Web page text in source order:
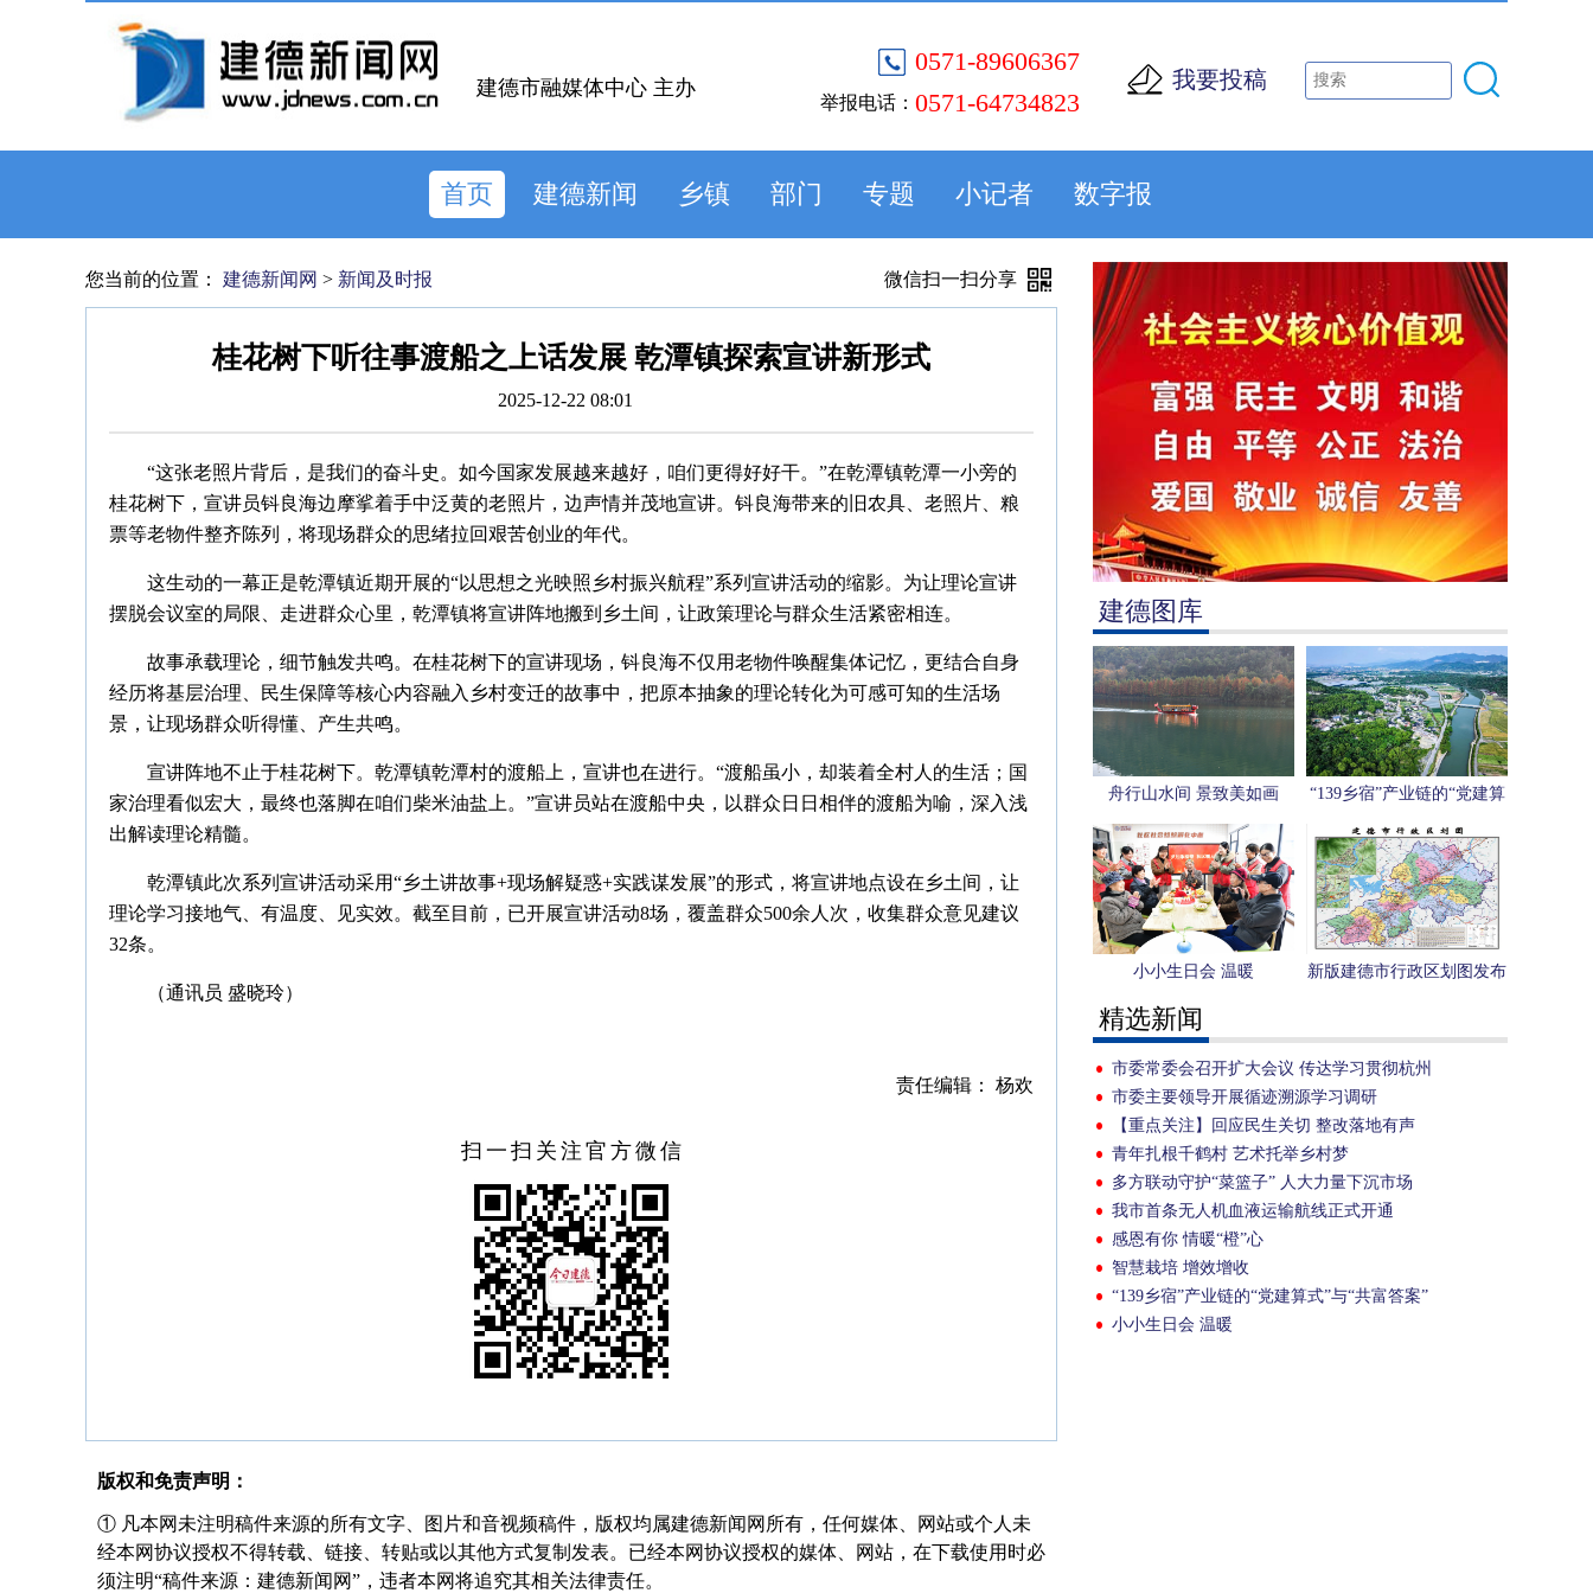
0571-89606367
举报电话： 0571-64734823
我要投稿
建德市融媒体中心 主办
首页 建德新闻 乡镇 部门 专题 小记者 数字报
建德图库
舟行山水间 景致美如画
“139乡宿”产业链的“党建算
式”与“共富答案”
小小生日会 温暖 新版建德市行政区划图发布
精选新闻
市委常委会召开扩大会议 传达学习贯彻杭州
市委十三届十次全会精神
市委主要领导开展循迹溯源学习调研
【重点关注】回应民生关切 整改落地有声
青年扎根千鹤村 艺术托举乡村梦
多方联动守护“菜篮子” 人大力量下沉市场
我市首条无人机血液运输航线正式开通
感恩有你 情暖“橙”心
智慧栽培 增效增收
“139乡宿”产业链的“党建算式”与“共富答案”
小小生日会 温暖
您当前的位置： 建德新闻网 > 新闻及时报 微信扫一扫分享
桂花树下听往事渡船之上话发展 乾潭镇探索宣讲新形式
2025-12-22 08:01
“这张老照片背后，是我们的奋斗史。如今国家发展越来越好，咱们更得好好干。”在乾潭镇乾潭一小旁的
桂花树下，宣讲员钭良海边摩挲着手中泛黄的老照片，边声情并茂地宣讲。钭良海带来的旧农具、老照片、粮
票等老物件整齐陈列，将现场群众的思绪拉回艰苦创业的年代。
这生动的一幕正是乾潭镇近期开展的“以思想之光映照乡村振兴航程”系列宣讲活动的缩影。为让理论宣讲
摆脱会议室的局限、走进群众心里，乾潭镇将宣讲阵地搬到乡土间，让政策理论与群众生活紧密相连。
故事承载理论，细节触发共鸣。在桂花树下的宣讲现场，钭良海不仅用老物件唤醒集体记忆，更结合自身
经历将基层治理、民生保障等核心内容融入乡村变迁的故事中，把原本抽象的理论转化为可感可知的生活场
景，让现场群众听得懂、产生共鸣。
宣讲阵地不止于桂花树下。乾潭镇乾潭村的渡船上，宣讲也在进行。“渡船虽小，却装着全村人的生活；国
家治理看似宏大，最终也落脚在咱们柴米油盐上。”宣讲员站在渡船中央，以群众日日相伴的渡船为喻，深入浅
出解读理论精髓。
乾潭镇此次系列宣讲活动采用“乡土讲故事+现场解疑惑+实践谋发展”的形式，将宣讲地点设在乡土间，让
理论学习接地气、有温度、见实效。截至目前，已开展宣讲活动8场，覆盖群众500余人次，收集群众意见建议
32条。
（通讯员 盛晓玲）
责任编辑： 杨欢
扫一扫关注官方微信
版权和免责声明：
① 凡本网未注明稿件来源的所有文字、图片和音视频稿件，版权均属建德新闻网所有，任何媒体、网站或个人未
经本网协议授权不得转载、链接、转贴或以其他方式复制发表。已经本网协议授权的媒体、网站，在下载使用时必
须注明“稿件来源：建德新闻网”，违者本网将追究其相关法律责任。